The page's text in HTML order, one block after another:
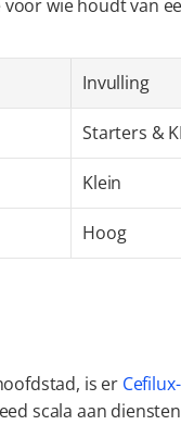
wie houdt van
Invulling
Starters &
Klein
Hoog
is er
scala aan